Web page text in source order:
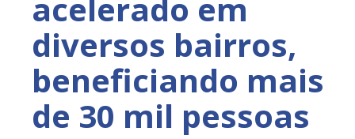
acelerado em
diversos bairros,
beneficiando mais
de 30 mil pessoas